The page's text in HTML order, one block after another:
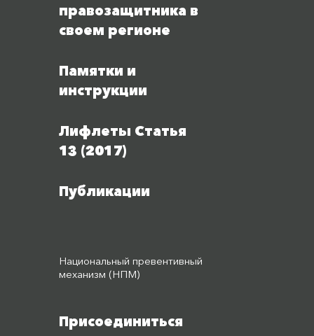
правозащитника в
своем регионе
Памятки и
инструкции
Лифлеты Статья
13 (2017)
Публикации
Национальный превентивный
механизм (НПМ)
Присоединиться